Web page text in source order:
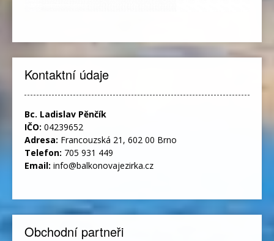
Kontaktní údaje
Bc. Ladislav Pěnčík
IČO: 04239652
Adresa: Francouzská 21, 602 00 Brno
Telefon: 705 931 449
Email: info@balkonovajezirka.cz
Obchodní partneři